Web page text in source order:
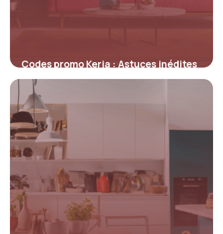
Codes promo Keria : Astuces inédites
pour maximiser vos réductions sur
l’éclairage et la déco
4 juillet 2025